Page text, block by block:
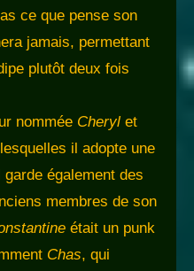
ce que pense son
jamais, permettant
plutôt deux fois
nommée Cheryl et
il adopte une
également des
membres de son
était un punk
Chas, qui